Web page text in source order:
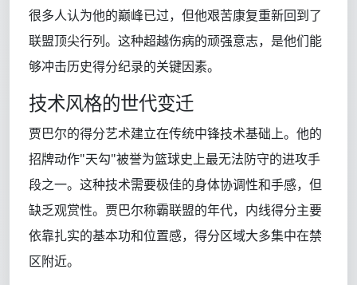
很多人认为他的巅峰已过，但他艰苦康复重新回到了
联盟顶尖行列。这种超越伤病的顽强意志，是他们能
够冲击历史得分纪录的关键因素。
技术风格的世代变迁
贾巴尔的得分艺术建立在传统中锋技术基础上。他的
招牌动作"天勾"被誉为篮球史上最无法防守的进攻手
段之一。这种技术需要极佳的身体协调性和手感，但
缺乏观赏性。贾巴尔称霸联盟的年代，内线得分主要
依靠扎实的基本功和位置感，得分区域大多集中在禁
区附近。